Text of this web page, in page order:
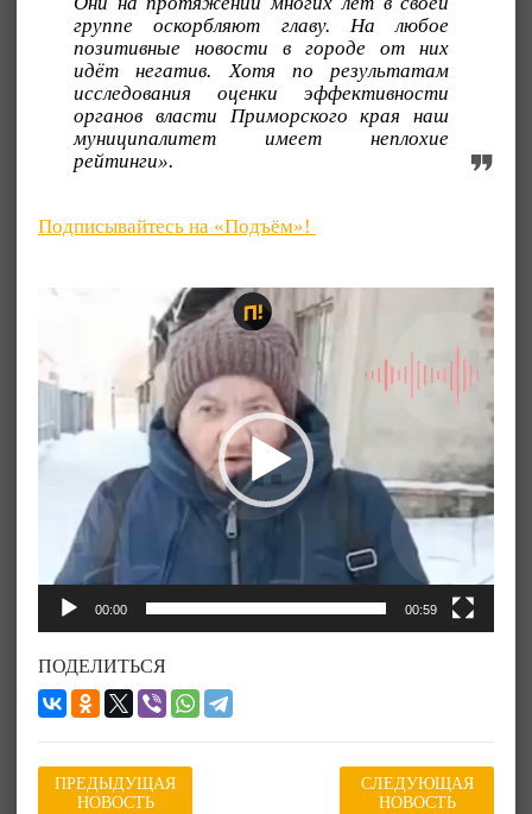
группе оскорбляют главу. На любое
позитивные новости в городе от них
идёт негатив. Хотя по результатам
исследования оценки эффективности
органов власти Приморского края наш
муниципалитет имеет неплохие
рейтинги».
Подписывайтесь на «Подъём»!
Видеоплеер
00:00 00:59
ПОДЕЛИТЬСЯ
ПРЕДЫДУЩАЯ
НОВОСТЬ
СЛЕДУЮЩАЯ
НОВОСТЬ